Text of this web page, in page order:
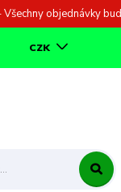
objednávky
CZK